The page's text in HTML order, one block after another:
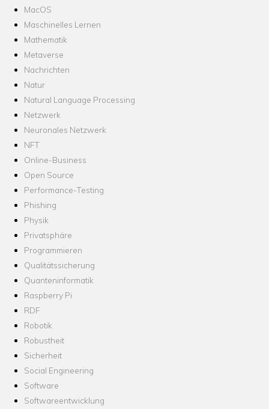
MacOS
Maschinelles Lernen
Mathematik
Metaverse
Nachrichten
Natur
Natural Language Processing
Netzwerk
Neuronales Netzwerk
NFT
Online-Business
Open Source
Performance-Testing
Phishing
Physik
Privatsphäre
Programmieren
Qualitätssicherung
Quanteninformatik
Raspberry Pi
RDF
Robotik
Robustheit
Sicherheit
Social Engineering
Software
Softwareentwicklung